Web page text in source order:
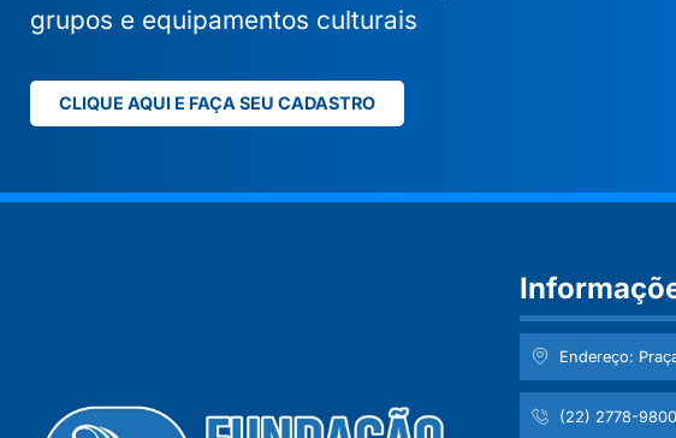
grupos e equipamentos culturais
CLIQUE AQUI E FAÇA SEU CADASTRO
Endereço:
(22) 2778-